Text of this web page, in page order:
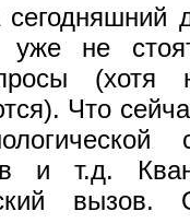
не
(хотя
Что
и т.д.